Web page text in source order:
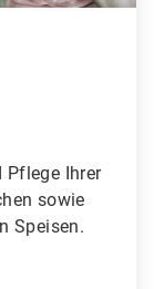
Pflege Ihrer
sowie
Speisen.